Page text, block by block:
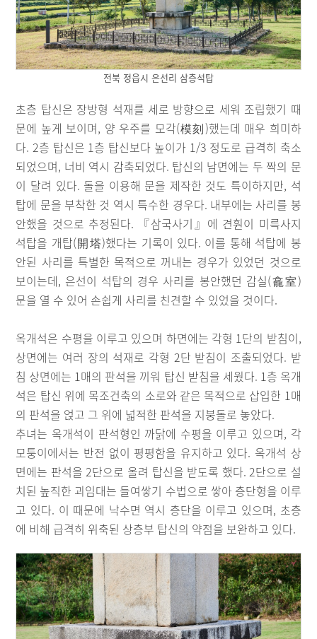
전북 정읍시 은선리 삼층석탑
초층 탑신은 장방형 석재를 세로 방향으로 세워 조립했기 때
문에 높게 보이며, 양 우주를 모각(模刻)했는데 매우 희미하
다. 2층 탑신은 1층 탑신보다 높이가 1/3 정도로 급격히 축소
되었으며, 너비 역시 감축되었다. 탑신의 남면에는 두 짝의 문
이 달려 있다. 돌을 이용해 문을 제작한 것도 특이하지만, 석
탑에 문을 부착한 것 역시 특수한 경우다. 내부에는 사리를 봉
안했을 것으로 추정된다. 『삼국사기』에 견훤이 미륵사지
석탑을 개탑(開塔)했다는 기록이 있다. 이를 통해 석탑에 봉
안된 사리를 특별한 목적으로 꺼내는 경우가 있었던 것으로
보이는데, 은선이 석탑의 경우 사리를 봉안했던 감실(龕室)
문을 열 수 있어 손쉽게 사리를 친견할 수 있었을 것이다.
옥개석은 수평을 이루고 있으며 하면에는 각형 1단의 받침이,
상면에는 여러 장의 석재로 각형 2단 받침이 조출되었다. 받
침 상면에는 1매의 판석을 끼워 탑신 받침을 세웠다. 1층 옥개
석은 탑신 위에 목조건축의 소로와 같은 목적으로 삽입한 1매
의 판석을 얹고 그 위에 넓적한 판석을 지붕돌로 놓았다.
추녀는 옥개석이 판석형인 까닭에 수평을 이루고 있으며, 각
모퉁이에서는 반전 없이 평평함을 유지하고 있다. 옥개석 상
면에는 판석을 2단으로 올려 탑신을 받도록 했다. 2단으로 설
치된 높직한 괴임대는 들여쌓기 수법으로 쌓아 층단형을 이루
고 있다. 이 때문에 낙수면 역시 층단을 이루고 있으며, 초층
에 비해 급격히 위축된 상층부 탑신의 약점을 보완하고 있다.